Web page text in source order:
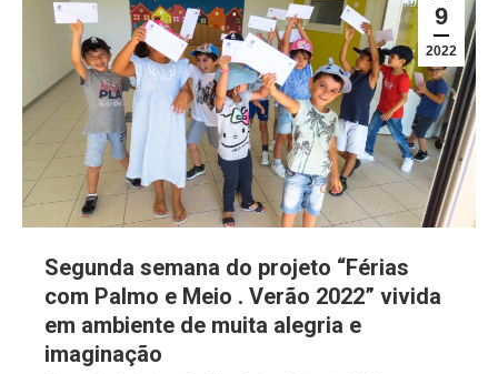
9
2022
Segunda semana do projeto “Férias
com Palmo e Meio . Verão 2022” vivida
em ambiente de muita alegria e
imaginação